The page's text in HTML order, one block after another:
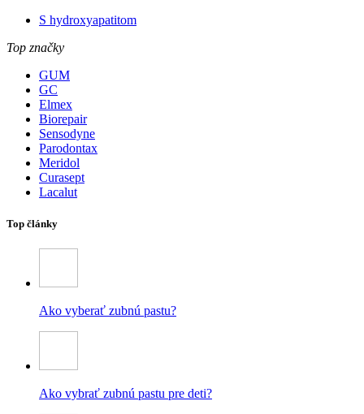
S hydroxyapatitom
Top značky
GUM
GC
Elmex
Biorepair
Sensodyne
Parodontax
Meridol
Curasept
Lacalut
Top články
Ako vyberať zubnú pastu?
Ako vybrať zubnú pastu pre deti?